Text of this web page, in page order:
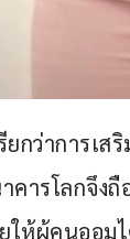
ยกว่าการเ
ารโลกจึง
ให้ผู้คนออม